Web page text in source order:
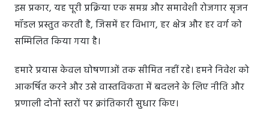
इस प्रकार, यह पूरी प्रक्रिया एक समग्र और समावेशी रोजगार सृजन
मॉडल प्रस्तुत करती है, जिसमें हर विभाग, हर क्षेत्र और हर वर्ग को
सम्मिलित किया गया है।
हमारे प्रयास केवल घोषणाओं तक सीमित नहीं रहे। हमने निवेश को
आकर्षित करने और उसे वास्तविकता में बदलने के लिए नीति और
प्रणाली दोनों स्तरों पर क्रांतिकारी सुधार किए।